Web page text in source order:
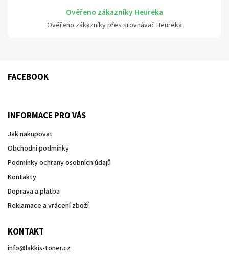
Ověřeno zákazníky Heureka
Ověřeno zákazníky přes srovnávač Heureka
FACEBOOK
INFORMACE PRO VÁS
Jak nakupovat
Obchodní podmínky
Podmínky ochrany osobních údajů
Kontakty
Doprava a platba
Reklamace a vrácení zboží
KONTAKT
info@lakkis-toner.cz